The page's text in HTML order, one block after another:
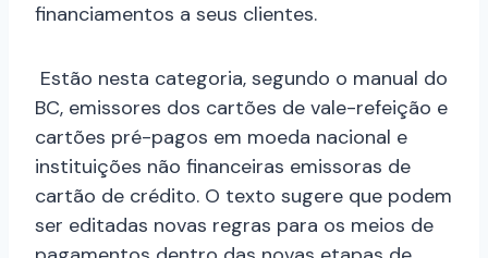
financiamentos a seus clientes.
Estão nesta categoria, segundo o manual do
BC, emissores dos cartões de vale-refeição e
cartões pré-pagos em moeda nacional e
instituições não financeiras emissoras de
cartão de crédito. O texto sugere que podem
ser editadas novas regras para os meios de